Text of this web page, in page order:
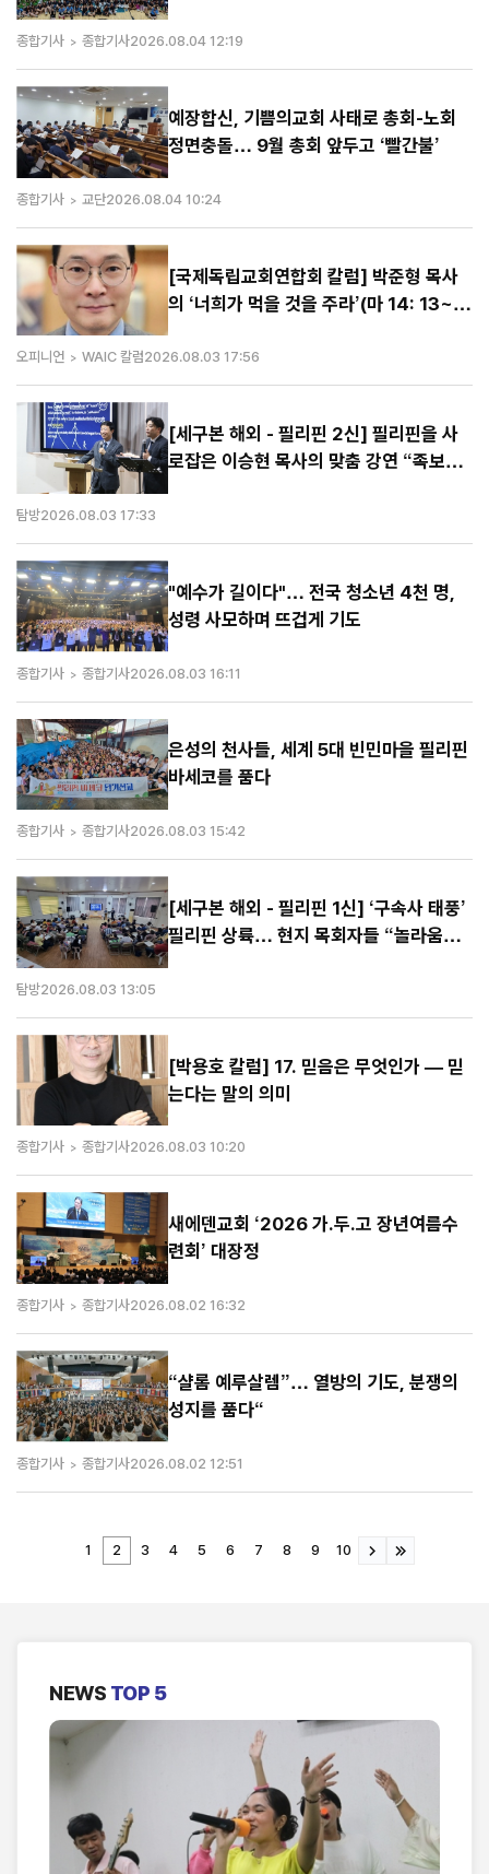
종합기사 종합기사2026.08.04 12:19
예장합신, 기쁨의교회 사태로 총회-노회
정면충돌… 9월 총회 앞두고 ‘빨간불’
종합기사 교단2026.08.04 10:24
[국제독립교회연합회 칼럼] 박준형 목사
의 ‘너희가 먹을 것을 주라’(마 14: 13~2
오피니언 WAIC 칼럼2026.08.03 17:56
[세구본 해외 - 필리핀 2신] 필리핀을 사
로잡은 이승현 목사의 맞춤 강연 “족보가
탐방2026.08.03 17:33
"예수가 길이다"… 전국 청소년 4천 명,
성령 사모하며 뜨겁게 기도
종합기사 종합기사2026.08.03 16:11
은성의 천사들, 세계 5대 빈민마을 필리핀
바세코를 품다
종합기사 종합기사2026.08.03 15:42
[세구본 해외 - 필리핀 1신] ‘구속사 태풍’
필리핀 상륙… 현지 목회자들 “놀라움을
탐방2026.08.03 13:05
[박용호 칼럼] 17. 믿음은 무엇인가 — 믿
는다는 말의 의미
종합기사 종합기사2026.08.03 10:20
새에덴교회 ‘2026 가.두.고 장년여름수
련회’ 대장정
종합기사 종합기사2026.08.02 16:32
“샬롬 예루살렘”… 열방의 기도, 분쟁의
성지를 품다“
종합기사 종합기사2026.08.02 12:51
1 2 3 4 5 6 7 8 9 10
NEWS TOP 5